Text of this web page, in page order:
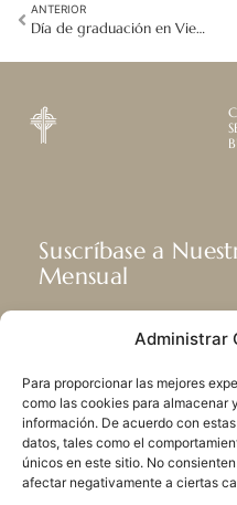
Administrar
Para proporcionar las mejores
como las cookies para almacenar
información. De acuerdo con
datos, tales como el
únicos en este sitio. No
afectar negativamente a ciertas
ANTERIOR
Día de graduación en Vietnam, en la escuela Benéfica de Tan Son Nhi
Suscríbase a
Mensual
Recibir las últimas
nuestra vida, la misión y
SUSCRIBIRSE